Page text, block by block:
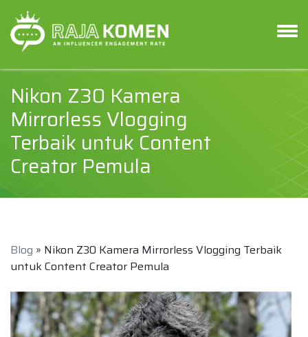
Nikon Z30 Kamera
Mirrorless Vlogging
Terbaik untuk Content
Creator Pemula
Blog » Nikon Z30 Kamera Mirrorless Vlogging Terbaik
untuk Content Creator Pemula